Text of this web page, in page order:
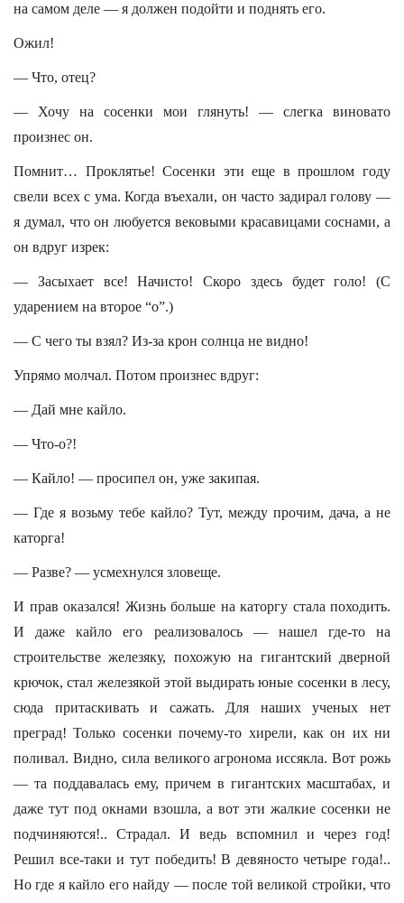
на самом деле — я должен подойти и поднять его.
Ожил!
— Что, отец?
— Хочу на сосенки мои глянуть! — слегка виновато
произнес он.
Помнит… Проклятье! Сосенки эти еще в прошлом году
свели всех с ума. Когда въехали, он часто задирал голову —
я думал, что он любуется вековыми красавицами соснами, а
он вдруг изрек:
— Засыхает все! Начисто! Скоро здесь будет голо! (С
ударением на второе “о”.)
— С чего ты взял? Из-за крон солнца не видно!
Упрямо молчал. Потом произнес вдруг:
— Дай мне кайло.
— Что-о?!
— Кайло! — просипел он, уже закипая.
— Где я возьму тебе кайло? Тут, между прочим, дача, а не
каторга!
— Разве? — усмехнулся зловеще.
И прав оказался! Жизнь больше на каторгу стала походить.
И даже кайло его реализовалось — нашел где-то на
строительстве железяку, похожую на гигантский дверной
крючок, стал железякой этой выдирать юные сосенки в лесу,
сюда притаскивать и сажать. Для наших ученых нет
преград! Только сосенки почему-то хирели, как он их ни
поливал. Видно, сила великого агронома иссякла. Вот рожь
— та поддавалась ему, причем в гигантских масштабах, и
даже тут под окнами взошла, а вот эти жалкие сосенки не
подчиняются!.. Страдал. И ведь вспомнил и через год!
Решил все-таки и тут победить! В девяносто четыре года!..
Но где я кайло его найду — после той великой стройки, что